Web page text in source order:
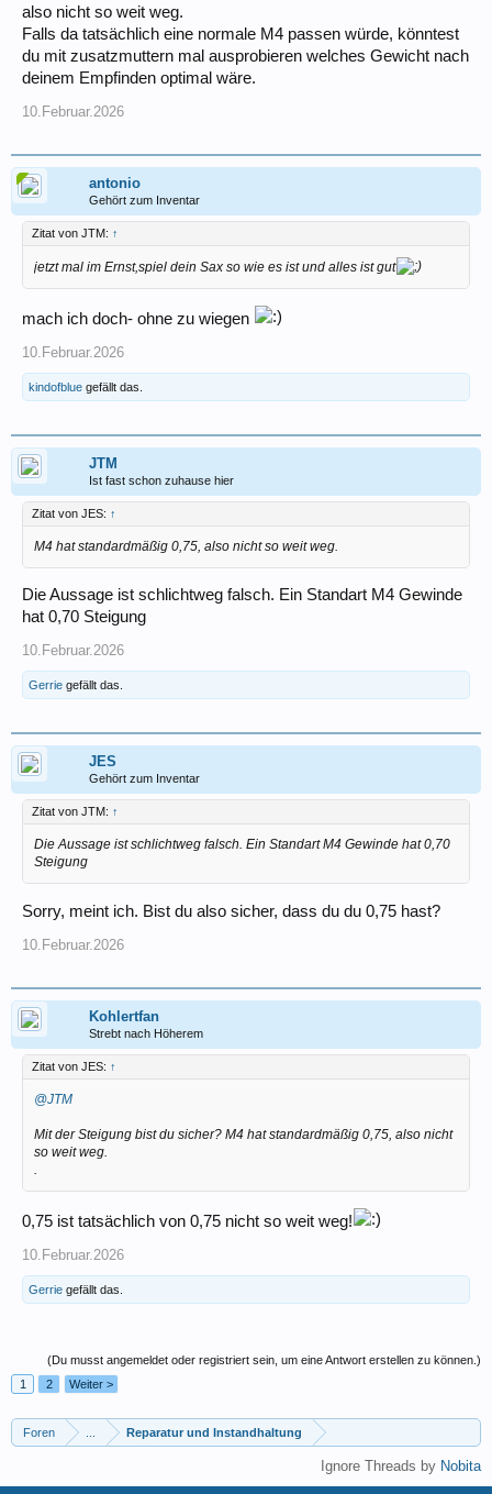
also nicht so weit weg.
Falls da tatsächlich eine normale M4 passen würde, könntest
du mit zusatzmuttern mal ausprobieren welches Gewicht nach
deinem Empfinden optimal wäre.
10.Februar.2026
antonio
Gehört zum Inventar
Zitat von JTM: ↑
jetzt mal im Ernst,spiel dein Sax so wie es ist und alles ist gut
mach ich doch- ohne zu wiegen
10.Februar.2026
kindofblue gefällt das.
JTM
Ist fast schon zuhause hier
Zitat von JES: ↑
M4 hat standardmäßig 0,75, also nicht so weit weg.
Die Aussage ist schlichtweg falsch. Ein Standart M4 Gewinde
hat 0,70 Steigung
10.Februar.2026
Gerrie gefällt das.
JES
Gehört zum Inventar
Zitat von JTM: ↑
Die Aussage ist schlichtweg falsch. Ein Standart M4 Gewinde hat 0,70
Steigung
Sorry, meint ich. Bist du also sicher, dass du du 0,75 hast?
10.Februar.2026
Kohlertfan
Strebt nach Höherem
Zitat von JES: ↑
@JTM
Mit der Steigung bist du sicher? M4 hat standardmäßig 0,75, also nicht
so weit weg.
.
0,75 ist tatsächlich von 0,75 nicht so weit weg!
10.Februar.2026
Gerrie gefällt das.
(Du musst angemeldet oder registriert sein, um eine Antwort erstellen zu können.)
1
2 Weiter >
Foren Reparatur und Instandhaltung
Ignore Threads by Nobita